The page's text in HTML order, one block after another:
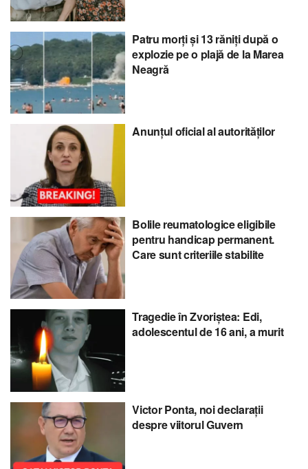
Patru morți și 13 răniți după o
explozie pe o plajă de la Marea
Neagră
Anunțul oficial al autorităților
Bolile reumatologice eligibile
pentru handicap permanent.
Care sunt criteriile stabilite
Tragedie în Zvoriștea: Edi,
adolescentul de 16 ani, a murit
Victor Ponta, noi declarații
despre viitorul Guvern